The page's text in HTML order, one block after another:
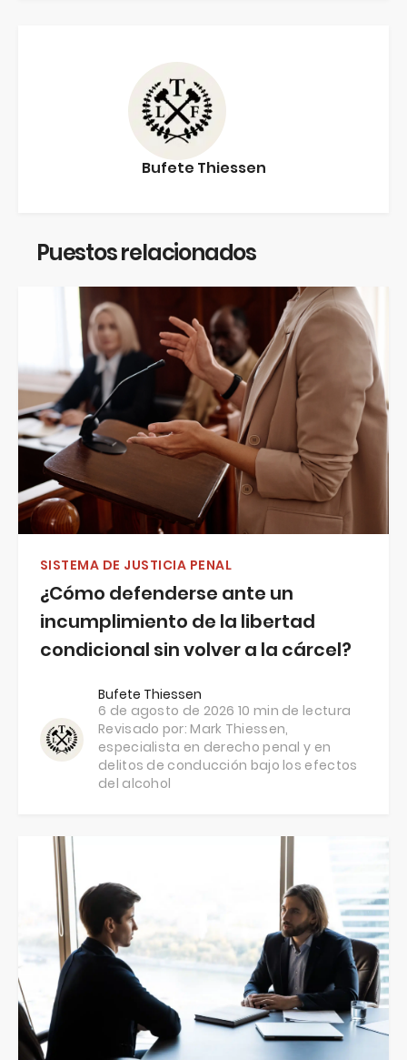
Bufete Thiessen
Puestos relacionados
SISTEMA DE JUSTICIA PENAL
¿Cómo defenderse ante un
incumplimiento de la libertad
condicional sin volver a la cárcel?
Bufete Thiessen
6 de agosto de 2026 10 min de lectura
Revisado por:Mark Thiessen,
especialista en derecho penal y en
delitos de conducción bajo los efectos
del alcohol